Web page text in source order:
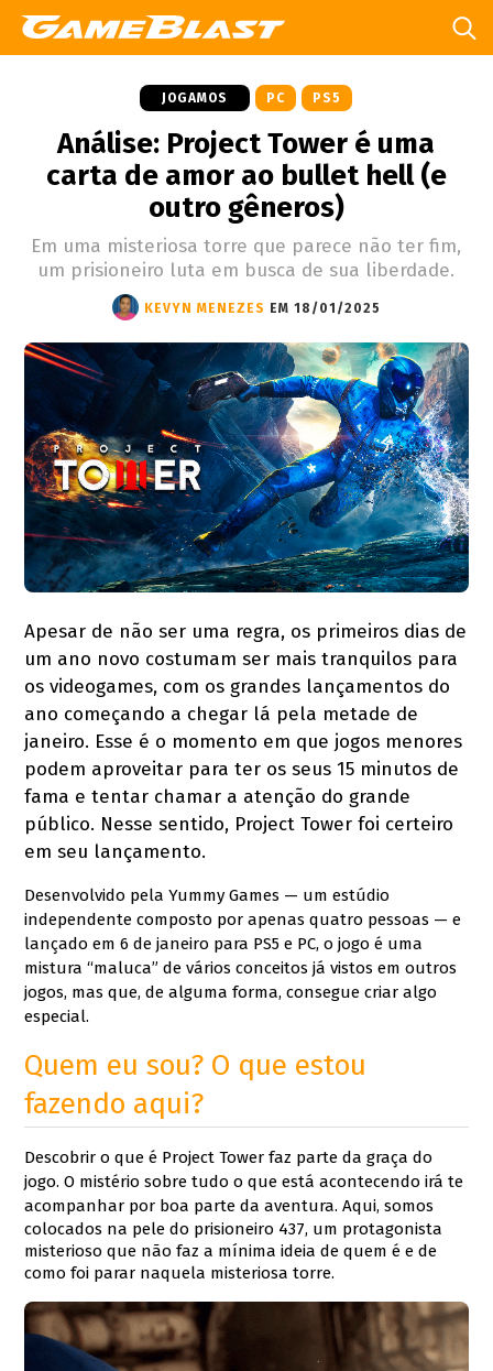
JOGAMOS PC PS5
Análise: Project Tower é uma
carta de amor ao bullet hell (e
outro gêneros)
Em uma misteriosa torre que parece não ter fim,
um prisioneiro luta em busca de sua liberdade.
KEVYN MENEZES EM 18/01/2025
Apesar de não ser uma regra, os primeiros dias de
um ano novo costumam ser mais tranquilos para
os videogames, com os grandes lançamentos do
ano começando a chegar lá pela metade de
janeiro. Esse é o momento em que jogos menores
podem aproveitar para ter os seus 15 minutos de
fama e tentar chamar a atenção do grande
público. Nesse sentido, Project Tower foi certeiro
em seu lançamento.
Desenvolvido pela Yummy Games — um estúdio
independente composto por apenas quatro pessoas — e
lançado em 6 de janeiro para PS5 e PC, o jogo é uma
mistura “maluca” de vários conceitos já vistos em outros
jogos, mas que, de alguma forma, consegue criar algo
especial.
Quem eu sou? O que estou
fazendo aqui?
Descobrir o que é Project Tower faz parte da graça do
jogo. O mistério sobre tudo o que está acontecendo irá te
acompanhar por boa parte da aventura. Aqui, somos
colocados na pele do prisioneiro 437, um protagonista
misterioso que não faz a mínima ideia de quem é e de
como foi parar naquela misteriosa torre.